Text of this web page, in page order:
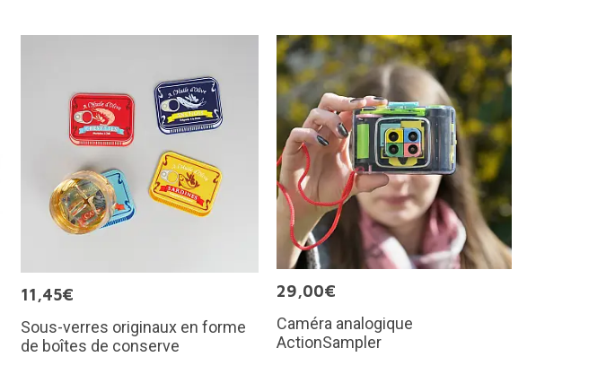
11,45€
Sous-verres originaux en forme
de boîtes de conserve
29,00€
Caméra analogique
ActionSampler